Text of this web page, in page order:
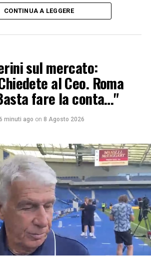
CONTINUA A LEGGERE
sul mercato:
al Ceo. Roma
fare la conta…"
minuti ago on 8 Agosto 2026